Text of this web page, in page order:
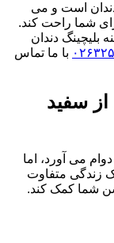
است و می
شما راحت کند.
دندان
با ما تماس
سفید
ها معمولاً حدود 12 ماه دوام می آورد، اما
زندگی متفاوت
شما کمک کند.